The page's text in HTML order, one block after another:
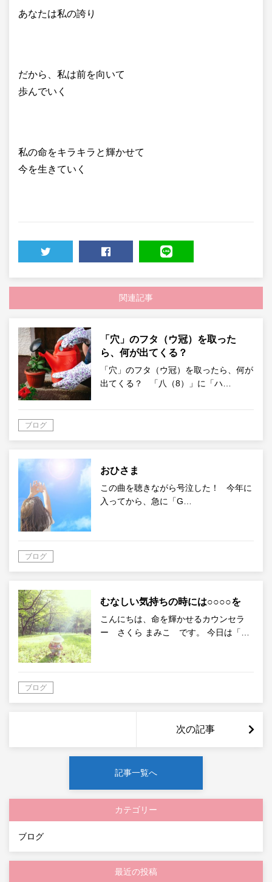
あなたは私の誇り
だから、私は前を向いて
歩んでいく
私の命をキラキラと輝かせて
今を生きていく
関連記事
「穴」のフタ（ウ冠）を取った
ら、何が出てくる？
「穴」のフタ（ウ冠）を取ったら、何が
出てくる？ 「八（8）」に「ハ…
ブログ
おひさま
この曲を聴きながら号泣した！ 今年に
入ってから、急に「G…
ブログ
むなしい気持ちの時には○○○○を
こんにちは、命を輝かせるカウンセラ
ー さくら まみこ です。 今日は「…
ブログ
次の記事
記事一覧へ
カテゴリー
ブログ
最近の投稿